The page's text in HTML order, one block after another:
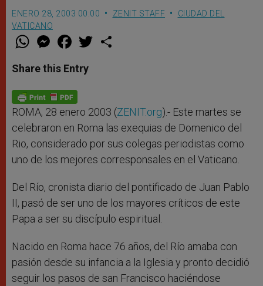
ENERO 28, 2003 00:00 ZENIT STAFF
CIUDAD DEL
VATICANO
W
t
s
p
p
M
e
s
e
g
e
r
F
a
e
b
o
k
w
Share this Entry
ROMA, 28 enero 2003 (ZENIT.org).- Este martes se
celebraron en Roma las exequias de Domenico del
Rio, considerado por sus colegas periodistas como
uno de los mejores corresponsales en el Vaticano.
Del Río, cronista diario del pontificado de Juan Pablo
II, pasó de ser uno de los mayores críticos de este
Papa a ser su discípulo espiritual.
Nacido en Roma hace 76 años, del Río amaba con
pasión desde su infancia a la Iglesia y pronto decidió
seguir los pasos de san Francisco haciéndose